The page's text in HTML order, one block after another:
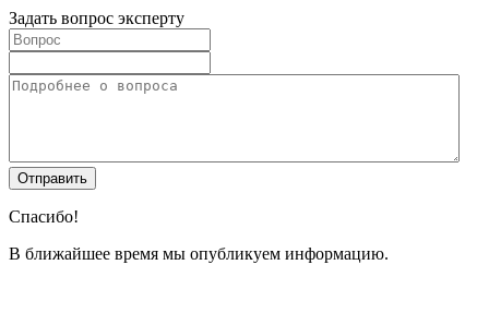
Задать вопрос эксперту
Спасибо!
В ближайшее время мы опубликуем информацию.